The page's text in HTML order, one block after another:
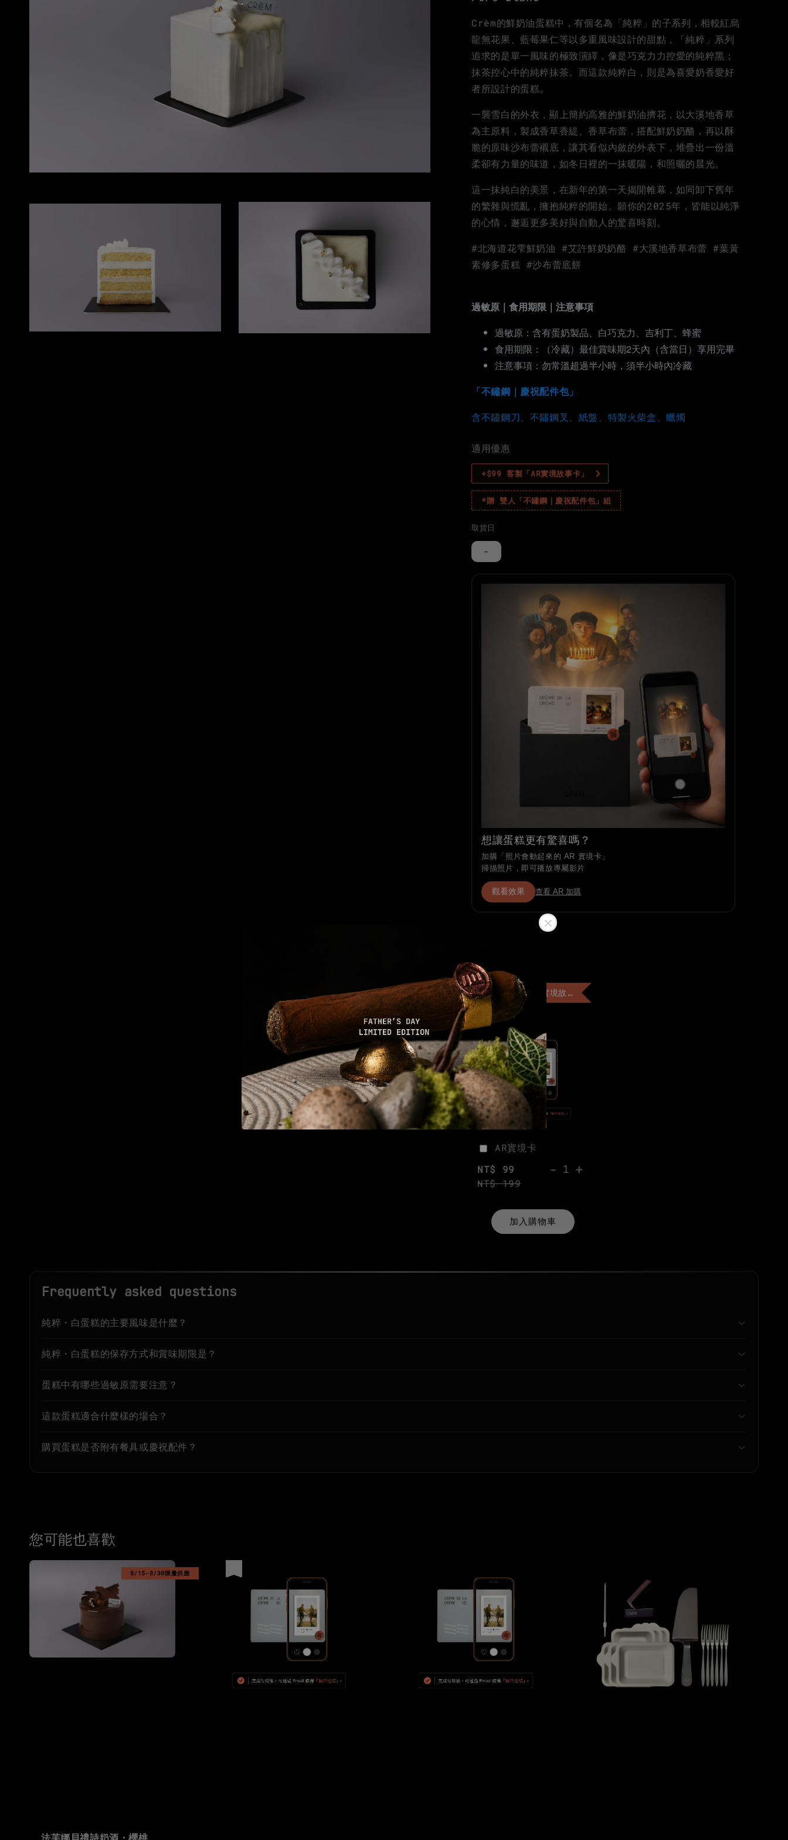
Crèm的鮮奶油蛋糕中，有個名為「純粹」的子系列，相較紅烏
龍無花果、藍莓果仁等以多重風味設計的甜點，「純粹」系列
追求的是單一風味的極致演繹，像是巧克力力控愛的純粹黑；
抹茶控心中的純粹抹茶。而這款純粹白，則是為喜愛奶香愛好
者所設計的蛋糕。
一襲雪白的外衣，顯上簡約高雅的鮮奶油擠花，以大溪地香草
為主原料，製成香草香緹、香草布蕾，搭配鮮奶奶酪，再以酥
脆的原味沙布蕾襯底，讓其看似內斂的外表下，堆疊出一份溫
柔卻有力量的味道，如冬日裡的一抹暖陽，和照曬的晨光。
這一抹純白的美景，在新年的第一天揭開帷幕，如同卸下舊年
的繁雜與慌亂，擁抱純粹的開始。願你的2025年，皆能以純淨
的心情，邂逅更多美好與自動人的驚喜時刻。
#北海道花雫鮮奶油 #艾許鮮奶奶酪 #大溪地香草布蕾 #葉黃
素修多蛋糕 #沙布蕾底餅
過敏原｜食用期限｜注意事項
過敏原：含有蛋奶製品、白巧克力、吉利丁、蜂蜜
食用期限：（冷藏）最佳賞味期2天內（含當日）享用完畢
注意事項：勿常溫超過半小時，須半小時內冷藏
「不鏽鋼｜慶祝配件包」
含不鏽鋼刀、不鏽鋼叉、紙盤、特製火柴盒、蠟燭
適用優惠
+$99 客製「AR實境故事卡」
*贈 雙人「不鏽鋼｜慶祝配件包」組
取貨日
-
想讓蛋糕更有驚喜嗎？
加購「照片會動起來的 AR 實境卡」
掃描照片，即可播放專屬影片
觀看效果 查看 AR 加購
+$99 客製「AR實境故事卡」
AR實境卡
NT$ 99
NT$ 199
- +
加入購物車
Frequently asked questions
純粹・白蛋糕的主要風味是什麼？
純粹・白蛋糕的保存方式和賞味期限是？
蛋糕中有哪些過敏原需要注意？
這款蛋糕適合什麼樣的場合？
購買蛋糕是否附有餐具或慶祝配件？
您可能也喜歡
8/15-8/30限量供應